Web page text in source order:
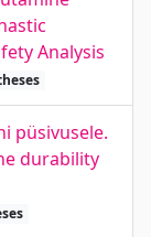
Analysis
püsivusele.
durability